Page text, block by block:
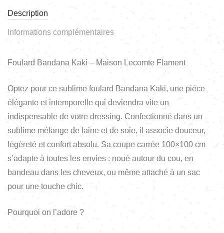
Description
Informations complémentaires
Foulard Bandana Kaki – Maison Lecomte Flament
Optez pour ce sublime foulard Bandana Kaki, une pièce
élégante et intemporelle qui deviendra vite un
indispensable de votre dressing. Confectionné dans un
sublime mélange de laine et de soie, il associe douceur,
légèreté et confort absolu. Sa coupe carrée 100×100 cm
s’adapte à toutes les envies : noué autour du cou, en
bandeau dans les cheveux, ou même attaché à un sac
pour une touche chic.
Pourquoi on l’adore ?